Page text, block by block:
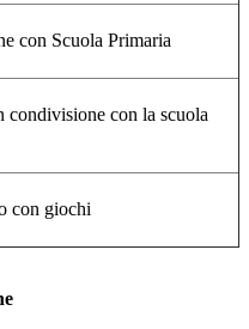
con Scuola Primaria
condivisione con la scuola
con giochi